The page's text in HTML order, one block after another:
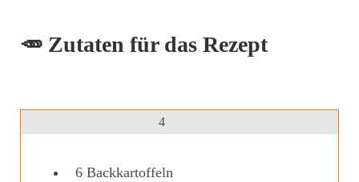
🥕 Zutaten für das Rezept
4
6 Backkartoffeln